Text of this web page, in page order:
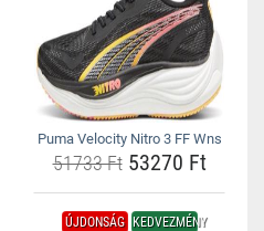
Puma Velocity Nitro 3 FF Wns
51733 Ft53270 Ft
ÚJDONSÁG KEDVEZMÉNY